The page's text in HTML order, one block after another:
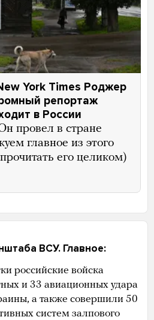
York Times Роджер
репортаж
в России
провел в стране
главное из этого
его целиком)
ВСУ. Главное:
российские войска
и 33 авиационных удара
а также совершили 50
систем залпового